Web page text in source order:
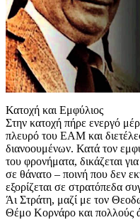
Κατοχή και Εμφύλιος
Στην κατοχή πήρε ενεργό
πλευρό του ΕΑΜ και
διανοουμένων. Κατά τον
του φρονήματα, δικάζεται
σε θάνατο – ποινή που δεν
εξορίζεται σε στρατόπεδα
Άι Στράτη, μαζί με τον
Θέμο Κορνάρο και πολλούς